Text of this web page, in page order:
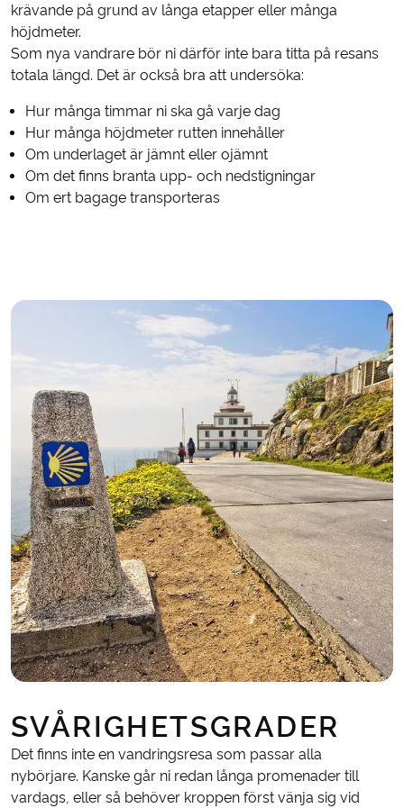
krävande på grund av långa etapper eller många
höjdmeter.
Som nya vandrare bör ni därför inte bara titta på resans
totala längd. Det är också bra att undersöka:
Hur många timmar ni ska gå varje dag
Hur många höjdmeter rutten innehåller
Om underlaget är jämnt eller ojämnt
Om det finns branta upp- och nedstigningar
Om ert bagage transporteras
SVÅRIGHETSGRADER
Det finns inte en vandringsresa som passar alla
nybörjare. Kanske går ni redan långa promenader till
vardags, eller så behöver kroppen först vänja sig vid